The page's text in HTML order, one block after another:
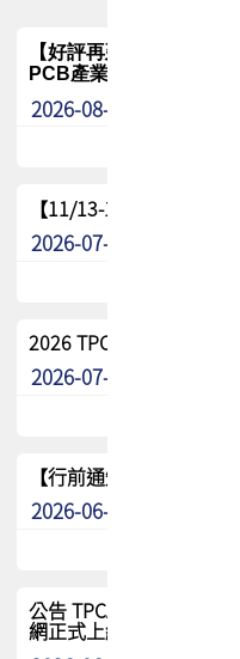
【好評再延長】PCB
PCB產業專屬 AI 知識平
2026-08-04
【11/13-15】2026
2026-07-22
2026 TPCA中南區會員
2026-07-08
【行前通知】8/15(六)
2026-06-29
公告 TPCA 台灣電路板
網正式上線！